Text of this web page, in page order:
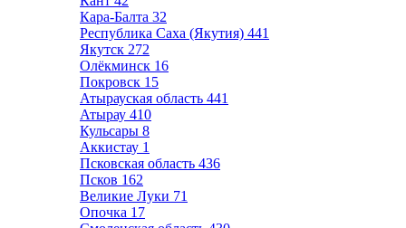
Кара-Балта 32
Республика Саха (Якутия) 441
Якутск 272
Олёкминск 16
Покровск 15
Атырауская область 441
Атырау 410
Кульсары 8
Аккистау 1
Псковская область 436
Псков 162
Великие Луки 71
Опочка 17